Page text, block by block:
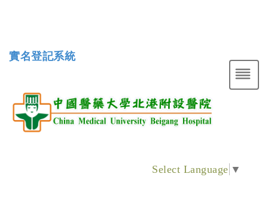
實名登記系統
Select Language ▼